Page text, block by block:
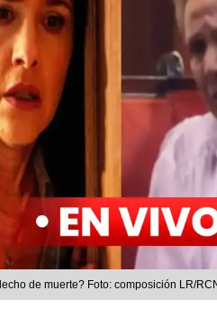
de muerte? Foto: composición LR/